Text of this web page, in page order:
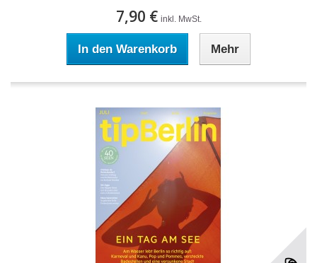
7,90 € inkl. MwSt.
In den Warenkorb Mehr